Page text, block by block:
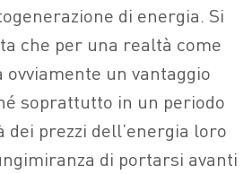
di energia. Si
che per una realtà come
un vantaggio
soprattutto in un periodo
prezzi dell’energia loro
di portarsi avanti